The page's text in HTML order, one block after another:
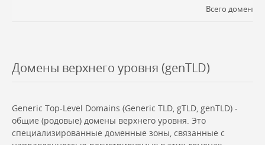
Всего
Домены верхнего уровня (genTLD)
Generic Top-Level Domains (Generic TLD, gTLD, genTLD) -
общие (родовые) домены верхнего уровня. Это
специализированные доменные зоны, связанные с